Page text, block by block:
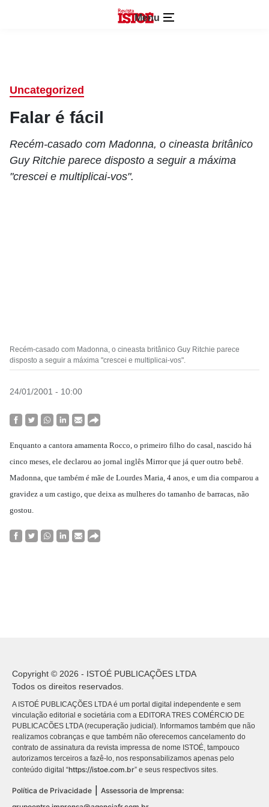
Menu
Uncategorized
Falar é fácil
Recém-casado com Madonna, o cineasta britânico
Guy Ritchie parece disposto a seguir a máxima
"crescei e multiplicai-vos".
Recém-casado com Madonna, o cineasta britânico Guy Ritchie parece
disposto a seguir a máxima "crescei e multiplicai-vos".
24/01/2001 - 10:00
Enquanto a cantora amamenta Rocco, o primeiro filho do casal, nascido há
cinco meses, ele declarou ao jornal inglês Mirror que já quer outro bebê.
Madonna, que também é mãe de Lourdes Maria, 4 anos, e um dia comparou a
gravidez a um castigo, que deixa as mulheres do tamanho de barracas, não
gostou.
Copyright © 2026 - ISTOÉ PUBLICAÇÕES LTDA
Todos os direitos reservados.
A ISTOÉ PUBLICAÇÕES LTDA é um portal digital independente e sem
vinculação editorial e societária com a EDITORA TRES COMÉRCIO DE
PUBLICACÕES LTDA (recuperação judicial). Informamos também que não
realizamos cobranças e que também não oferecemos cancelamento do
contrato de assinatura da revista impressa de nome ISTOÉ, tampouco
autorizamos terceiros a fazê-lo, nos responsabilizamos apenas pelo
conteúdo digital “https://istoe.com.br” e seus respectivos sites.
Política de Privacidade
Assessoria de Imprensa: